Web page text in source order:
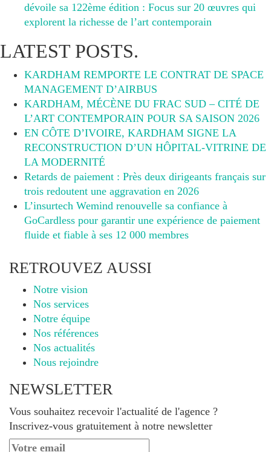
dévoile sa 122ème édition : Focus sur 20 œuvres qui
explorent la richesse de l’art contemporain
LATEST POSTS.
KARDHAM REMPORTE LE CONTRAT DE SPACE
MANAGEMENT D’AIRBUS
KARDHAM, MÉCÈNE DU FRAC SUD – CITÉ DE
L’ART CONTEMPORAIN POUR SA SAISON 2026
EN CÔTE D’IVOIRE, KARDHAM SIGNE LA
RECONSTRUCTION D’UN HÔPITAL-VITRINE DE
LA MODERNITÉ
Retards de paiement : Près deux dirigeants français sur
trois redoutent une aggravation en 2026
L’insurtech Wemind renouvelle sa confiance à
GoCardless pour garantir une expérience de paiement
fluide et fiable à ses 12 000 membres
RETROUVEZ AUSSI
Notre vision
Nos services
Notre équipe
Nos références
Nos actualités
Nous rejoindre
NEWSLETTER
Vous souhaitez recevoir l'actualité de l'agence ?
Inscrivez-vous gratuitement à notre newsletter